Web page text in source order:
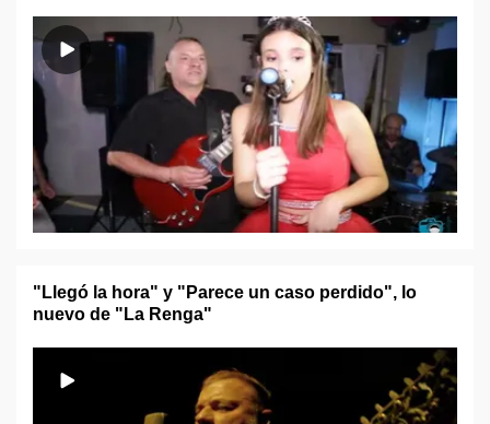
"Llegó la hora" y "Parece un caso perdido", lo
nuevo de "La Renga"